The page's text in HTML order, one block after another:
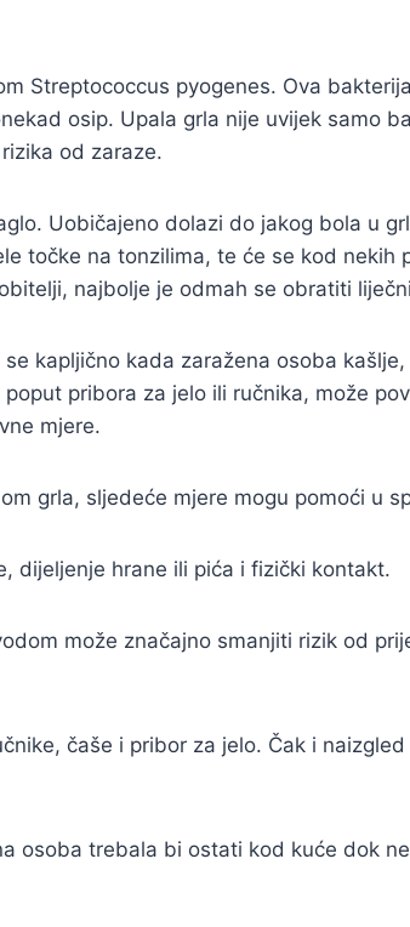
Streptococcus pyogenes. Ova
osip. Upala grla nije uvijek samo
od zaraze.
Uobičajeno dolazi do jakog bola u
točke na tonzilima, te će se kod nekih
najbolje je odmah se obratiti
kapljično kada zaražena osoba
pribora za jelo ili ručnika, može
mjere.
grla, sljedeće mjere mogu pomoći u
dijeljenje hrane ili pića i fizički kontakt.
može značajno smanjiti rizik od
čaše i pribor za jelo. Čak i
osoba trebala bi ostati kod kuće dok